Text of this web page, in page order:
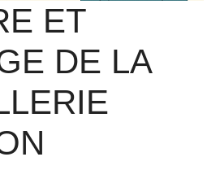
ET
DE LA